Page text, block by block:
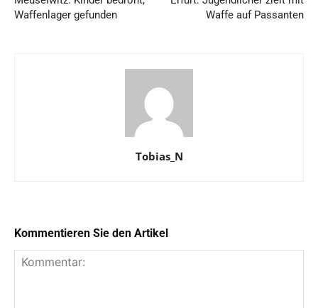
Waffenlager gefunden
Waffe auf Passanten
Tobias_N
Kommentieren Sie den Artikel